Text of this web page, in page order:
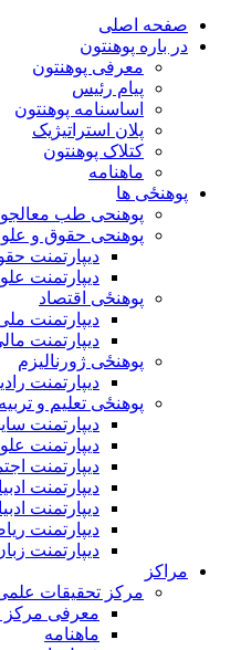
صفحه اصلی
در باره پوهنتون
معرفی پوهنتون
پیام رئیس
اساسنامه پوهنتون
پلان استراتیژیک
کتلاک پوهنتون
ماهنامه
پوهنځی ها
پوهنحی طب
پوهنحی حقوق و
دیپارتمنت
دیپارتمنت
پوهنځی اقتصاد
دیپارتمنت
دیپارتمنت
پوهنځی ژورنالیزم
دیپارتمنت
پوهنځی تعلیم و تربیه
دیپارتمنت
دیپارتمنت
دیپارتمنت
دیپارتمنت
دیپارتمنت
دیپارتمنت
دیپارتمنت
مراکز
مرکز تحقیقات
معرفی مرکز
ماهنامه